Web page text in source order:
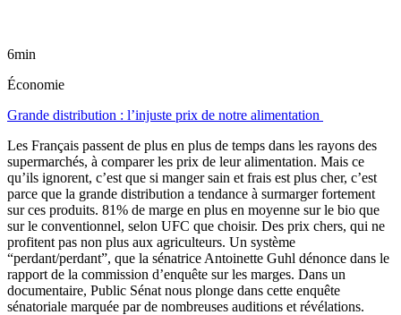
6min
Économie
Grande distribution : l’injuste prix de notre alimentation
Les Français passent de plus en plus de temps dans les rayons des
supermarchés, à comparer les prix de leur alimentation. Mais ce
qu’ils ignorent, c’est que si manger sain et frais est plus cher, c’est
parce que la grande distribution a tendance à surmarger fortement
sur ces produits. 81% de marge en plus en moyenne sur le bio que
sur le conventionnel, selon UFC que choisir. Des prix chers, qui ne
profitent pas non plus aux agriculteurs. Un système
“perdant/perdant”, que la sénatrice Antoinette Guhl dénonce dans le
rapport de la commission d’enquête sur les marges. Dans un
documentaire, Public Sénat nous plonge dans cette enquête
sénatoriale marquée par de nombreuses auditions et révélations.